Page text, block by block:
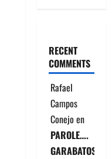
RECENT
COMMENTS
Rafael
Campos
Conejo en
PAROLE….
GARABATOS